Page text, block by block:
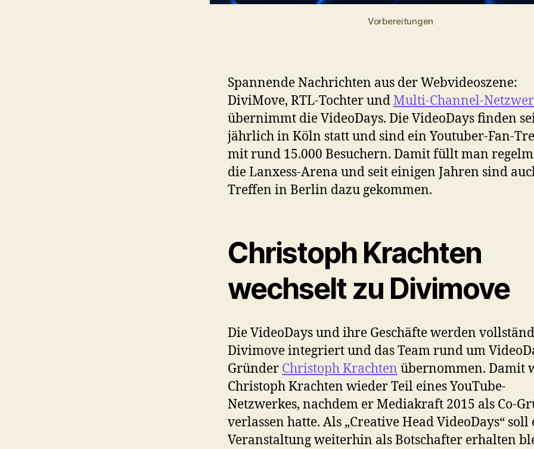
Vorbereitungen
Spannende Nachrichten aus der Webvideoszene:
DiviMove, RTL-Tochter undMulti-Channel-
übernimmt die VideoDays. Die VideoDays finden
jährlich in Köln statt und sind ein Youtuber-Fan-
mit rund 15.000 Besuchern. Damit füllt man
die Lanxess-Arena und seit einigen Jahren sind
Treffen in Berlin dazu gekommen.
Christoph Krachten
wechselt zu Divimove
Die VideoDays und ihre Geschäfte werden
Divimove integriert und das Team rund um
Gründer Christoph Krachten übernommen. Damit
Christoph Krachten wieder Teil eines YouTube-
Netzwerkes, nachdem er Mediakraft 2015 als Co-
verlassen hatte. Als „Creative Head VideoDays“ soll
Veranstaltung weiterhin als Botschafter erhalten